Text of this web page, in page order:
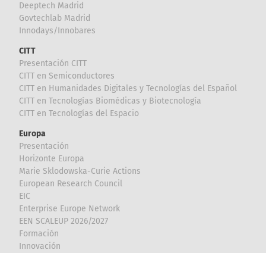
Deeptech Madrid
Govtechlab Madrid
Innodays/Innobares
CITT
Presentación CITT
CITT en Semiconductores
CITT en Humanidades Digitales y Tecnologías del Español
CITT en Tecnologías Biomédicas y Biotecnología
CITT en Tecnologías del Espacio
Europa
Presentación
Horizonte Europa
Marie Sklodowska-Curie Actions
European Research Council
EIC
Enterprise Europe Network
EEN SCALEUP 2026/2027
Formación
Innovación